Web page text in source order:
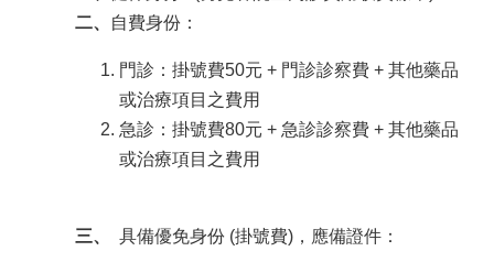
二、
自費身份：
門診：掛號費50元 + 門診診察費 + 其他藥品
或治療項目之費用
急診：掛號費80元 + 急診診察費 + 其他藥品
或治療項目之費用
三、 具備優免身份 (掛號費)，應備證件：